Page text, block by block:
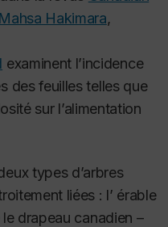
Mahsa Hakimara,
examinent l’incidence
des feuilles telles que
sur l’alimentation
types d’arbres
liées : l’ érable
drapeau canadien –